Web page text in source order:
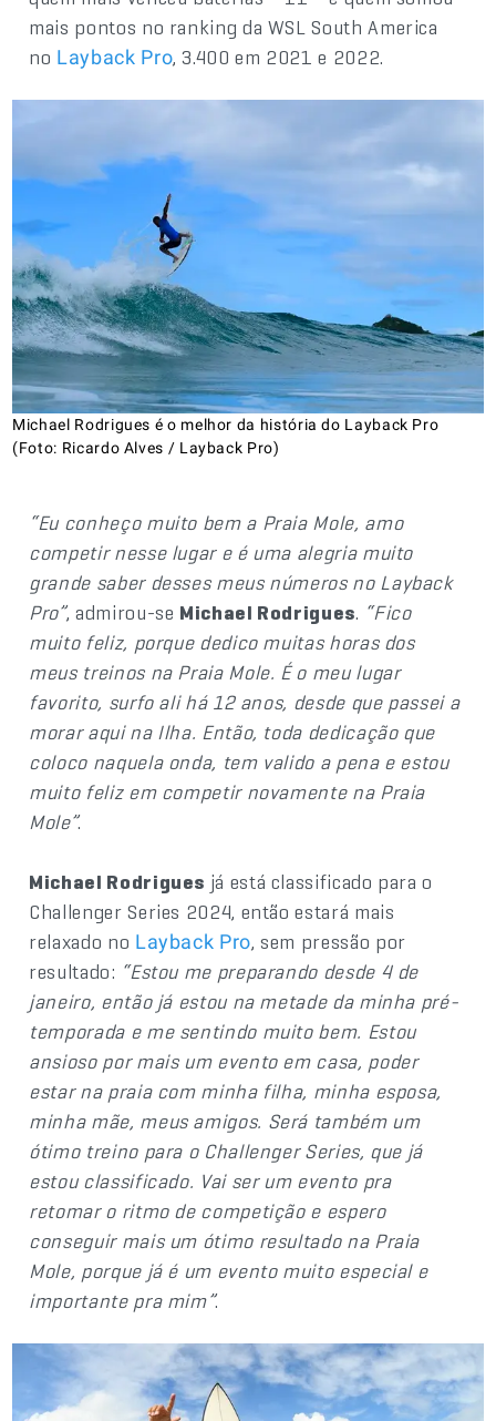
mais pontos no ranking da WSL South America
no Layback Pro, 3.400 em 2021 e 2022.
Michael Rodrigues é o melhor da história do Layback Pro
(Foto: Ricardo Alves / Layback Pro)
“Eu conheço muito bem a Praia Mole, amo
competir nesse lugar e é uma alegria muito
grande saber desses meus números no Layback
Pro”, admirou-se Michael Rodrigues. “Fico
muito feliz, porque dedico muitas horas dos
meus treinos na Praia Mole. É o meu lugar
favorito, surfo ali há 12 anos, desde que passei a
morar aqui na Ilha. Então, toda dedicação que
coloco naquela onda, tem valido a pena e estou
muito feliz em competir novamente na Praia
Mole”.
Michael Rodrigues já está classificado para o
Challenger Series 2024, então estará mais
relaxado no Layback Pro, sem pressão por
resultado: “Estou me preparando desde 4 de
janeiro, então já estou na metade da minha pré-
temporada e me sentindo muito bem. Estou
ansioso por mais um evento em casa, poder
estar na praia com minha filha, minha esposa,
minha mãe, meus amigos. Será também um
ótimo treino para o Challenger Series, que já
estou classificado. Vai ser um evento pra
retomar o ritmo de competição e espero
conseguir mais um ótimo resultado na Praia
Mole, porque já é um evento muito especial e
importante pra mim”.